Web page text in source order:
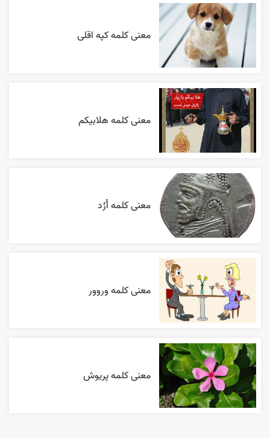
معنی کلمه کپه اقلی
معنی کلمه هلابیکم
معنی کلمه اُرُد
معنی کلمه وروور
معنی کلمه پریوش